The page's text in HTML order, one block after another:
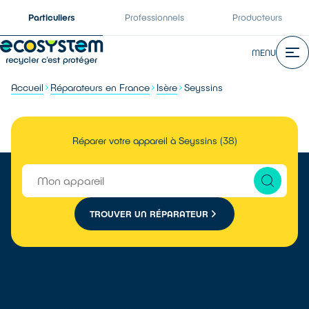
Particuliers Professionnels Producteurs
MENU
Accueil Réparateurs en France Isère Seyssins
Réparer votre appareil à Seyssins (38)
TROUVER UN RÉPARATEUR